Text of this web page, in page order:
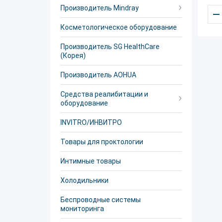
Производитель Mindray
Косметологическое оборудование
Производитель SG HealthCare
(Корея)
Производитель AOHUA
Средства реалибитации и
оборудование
INVITRO/ИНВИТРО
Товары для проктологии
Интимные товары
Холодильники
Беспроводные системы
мониторинга
–